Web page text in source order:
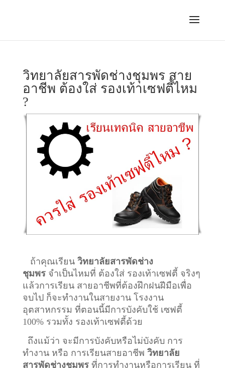
วิทยาลัยสารพัดช่างชุมพร สาย
อาชีพ ต้องใส่ รองเท้าเซฟตี้ไหม
?
ถ้าคุณเรียน วิทยาลัยสารพัดช่าง
ชุมพรจำเป็นไหมที่ ต้องใส่ รองเท้าเซฟตี้ จริงๆ
แล้วการเรียน สายอาชีพที่ต้องฝึกฝนฝีมือเพื่อ
จบไป ก็จะทำงานในสายงาน โรงงาน
อุตสาหกรรม ที่ตอนนี้มีการบังคับใช้ เซฟตี้
100% รวมทั้ง รองเท้าเซฟตี้ด้วย
ถึงแม้ว่า จะมีการบังคับหรือไม่บังคับ การ
ทำงาน หรือ การเรียนสายอาชีพ วิทยาลัย
สารพัดช่างชุมพรที่การทำงานหรือการเรียน ที่